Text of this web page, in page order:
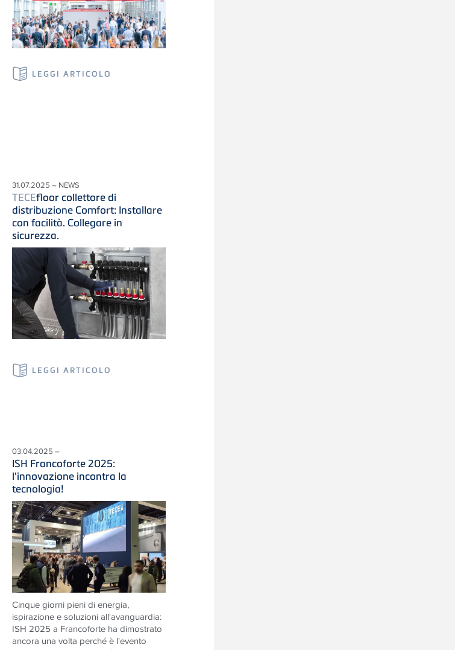
LEGGI ARTICOLO
31.07.2025 – NEWS
TECEfloor collettore di
distribuzione Comfort: Installare
con facilità. Collegare in
sicurezza.
LEGGI ARTICOLO
03.04.2025 –
ISH Francoforte 2025:
l'innovazione incontra la
tecnologia!
Cinque giorni pieni di energia,
ispirazione e soluzioni all'avanguardia:
ISH 2025 a Francoforte ha dimostrato
ancora una volta perché è l'evento